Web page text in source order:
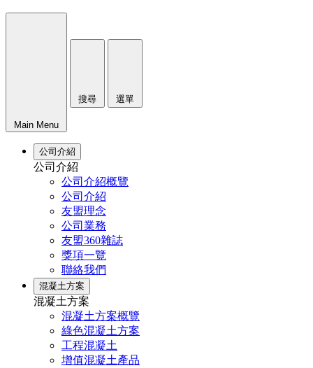
Main Menu
搜尋 選單
公司介紹
公司介紹
公司介紹概覽
公司介紹
友盟理念
公司業務
友盟360雜誌
獎項一覽
聯絡我們
混凝土方案
混凝土方案
混凝土方案概覽
綠色混凝土方案
工程混凝土
增值混凝土產品